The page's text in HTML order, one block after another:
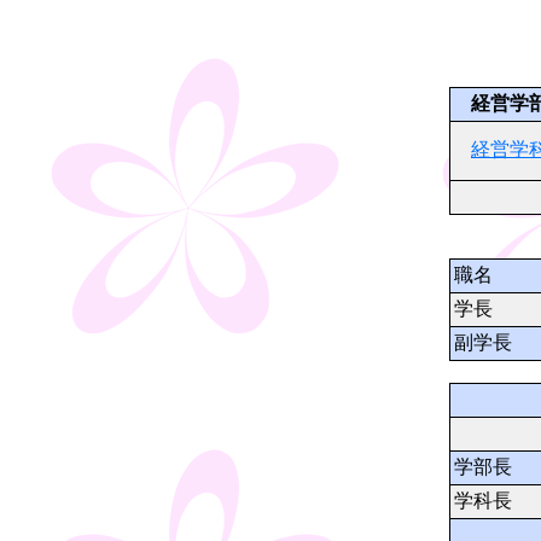
経営学
経営学
職名
学長
副学長
学部長
学科長